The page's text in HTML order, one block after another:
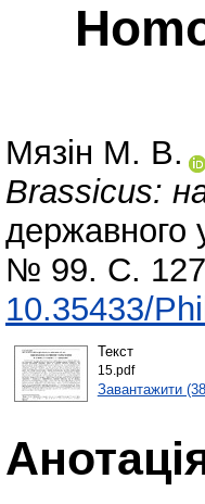
Мязін М. В.
Brassicus:
державного
№ 99. С.
10.35433/
Текст
15.pdf
Завантажити